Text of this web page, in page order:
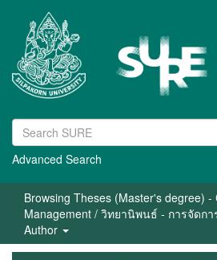
Advanced Search
Browsing Theses (Master's degree) -
Management / วิทยานิพนธ์ - การจัดก
Author